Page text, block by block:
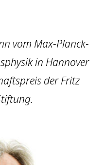
vom Max-Planck-
in Hannover
der Fritz